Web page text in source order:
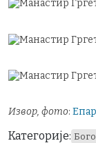
Извор, фото:
Категорије: